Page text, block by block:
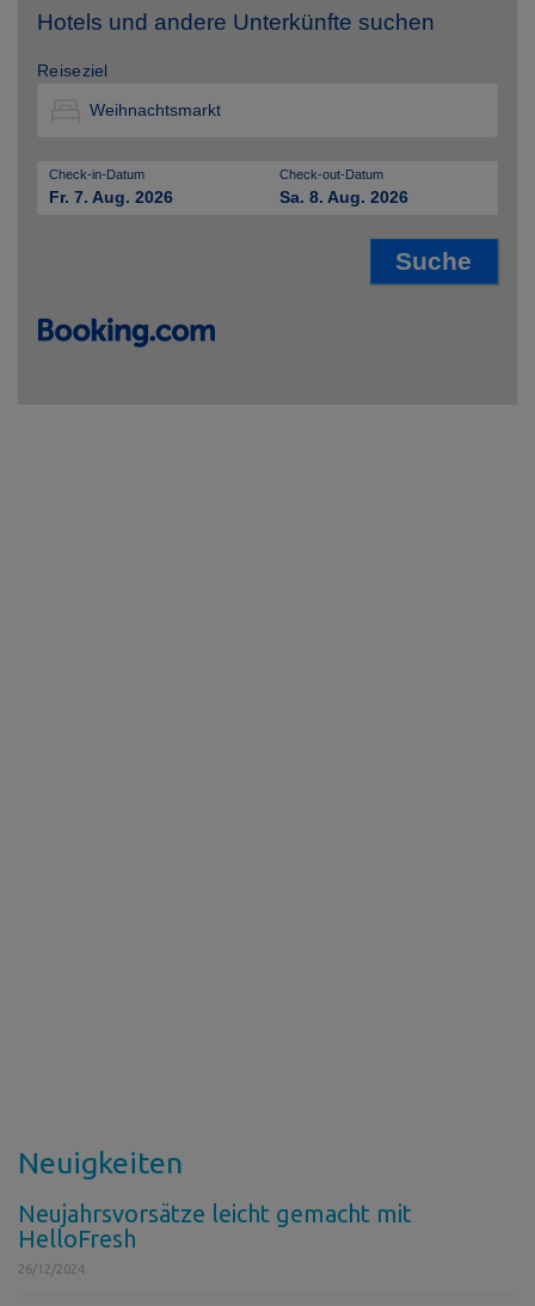
Hotels und andere Unterkünfte suchen
Reiseziel
Check-in-Datum
Fr. 7. Aug. 2026
Check-out-Datum
Sa. 8. Aug. 2026
Neuigkeiten
Neujahrsvorsätze leicht gemacht mit
HelloFresh
26/12/2024